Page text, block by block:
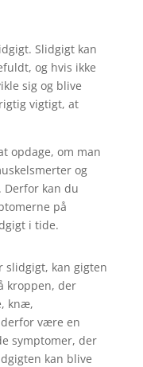
Slidgigt kan
og hvis ikke
sig og blive
vigtigt, at
opdage, om man
og
Derfor kan du
på
i tide.
slidgigt, kan gigten
kroppen, der
knæ,
være en
symptomer, der
kan blive